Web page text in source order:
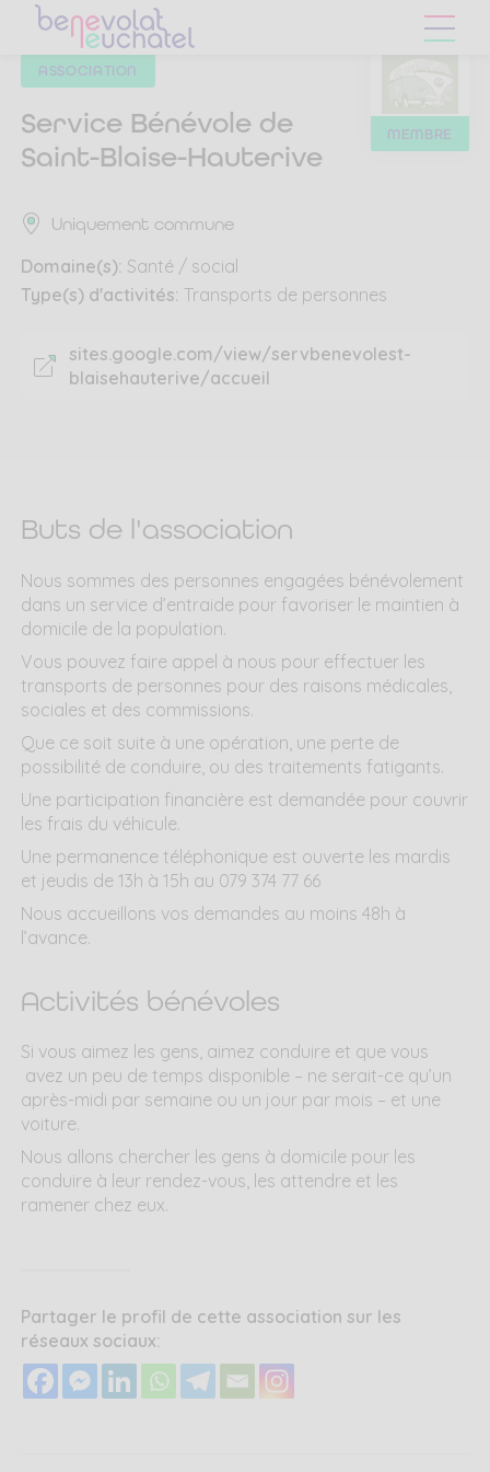
main
navigation
content
ASSOCIATION
Service Bénévole de
Saint-Blaise-Hauterive
Uniquement commune
Domaine(s): Santé / social
Type(s) d'activités: Transports de personnes
sites.google.com/view/servbenevolest-
blaisehauterive/accueil
MEMBRE
Buts de l'association
Nous sommes des personnes engagées bénévolement
dans un service d’entraide pour favoriser le maintien à
domicile de la population.
Vous pouvez faire appel à nous pour effectuer les
transports de personnes pour des raisons médicales,
sociales et des commissions.
Que ce soit suite à une opération, une perte de
possibilité de conduire, ou des traitements fatigants.
Une participation financière est demandée pour couvrir
les frais du véhicule.
Une permanence téléphonique est ouverte les mardis
et jeudis de 13h à 15h au 079 374 77 66
Nous accueillons vos demandes au moins 48h à
l’avance.
Activités bénévoles
Si vous aimez les gens, aimez conduire et que vous
avez un peu de temps disponible – ne serait-ce qu’un
après-midi par semaine ou un jour par mois – et une
voiture.
Nous allons chercher les gens à domicile pour les
conduire à leur rendez-vous, les attendre et les
ramener chez eux.
Partager le profil de cette association sur les
réseaux sociaux: